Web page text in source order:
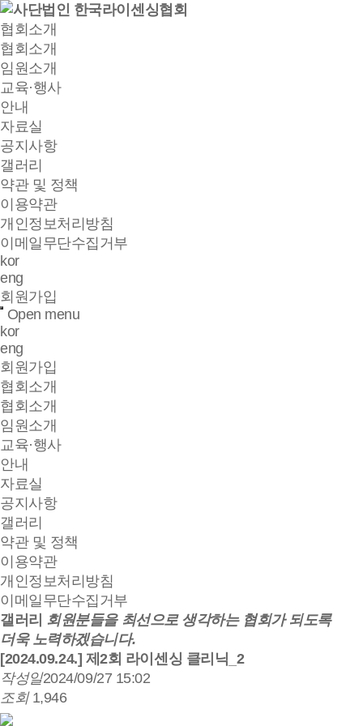
협회소개
협회소개
임원소개
교육·행사
안내
자료실
공지사항
갤러리
약관 및 정책
이용약관
개인정보처리방침
이메일무단수집거부
kor
eng
회원가입
Open menu
kor
eng
회원가입
협회소개
협회소개
임원소개
교육·행사
안내
자료실
공지사항
갤러리
약관 및 정책
이용약관
개인정보처리방침
이메일무단수집거부
갤러리 회원분들을 최선으로 생각하는 협회가 되도록
더욱 노력하겠습니다.
[2024.09.24.] 제2회 라이센싱 클리닉_2
작성일2024/09/27 15:02
조회1,946